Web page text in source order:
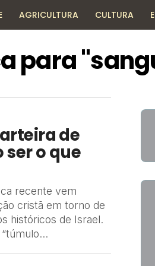
AGRICULTURA CULTURA
para
de
ser o que
recente vem
cristã em torno de
históricos de Israel.